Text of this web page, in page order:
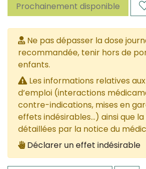
Prochainement disponible
Ne pas dépasser la dose
recommandée, tenir hors de
enfants.
Les informations relatives
d’emploi (interactions
contre-indications, mises en
effets indésirables...) ainsi que
détaillées par la notice du
Déclarer un effet indésirable